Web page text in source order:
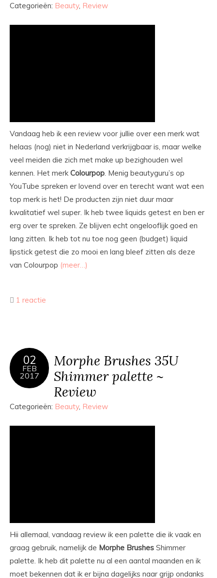
Categorieën: Beauty, Review
Vandaag heb ik een review voor jullie over een merk wat
helaas (nog) niet in Nederland verkrijgbaar is, maar welke
veel meiden die zich met make up bezighouden wel
kennen. Het merkColourpop. Menig beautyguru’s op
YouTube spreken er lovend over en terecht want wat een
top merk is het! De producten zijn niet duur maar
kwalitatief wel super. Ik heb twee liquids getest en ben er
erg over te spreken. Ze blijven echt ongelooflijk goed en
lang zitten. Ik heb tot nu toe nog geen (budget) liquid
lipstick getest die zo mooi en lang bleef zitten als deze
van Colourpop (meer…)
1 reactie
02
FEB
2017
Morphe Brushes 35U
Shimmer palette ~
Review
Categorieën: Beauty, Review
Hii allemaal, vandaag review ik een palette die ik vaak en
graag gebruik, namelijk de Morphe Brushes Shimmer
palette. Ik heb dit palette nu al een aantal maanden en ik
moet bekennen dat ik er bijna dagelijks naar grijp ondanks